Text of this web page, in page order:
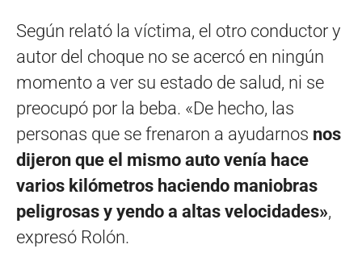
Según relató la víctima, el otro conductor y
autor del choque no se acercó en ningún
momento a ver su estado de salud, ni se
preocupó por la beba. «De hecho, las
personas que se frenaron a ayudarnos nos
dijeron que el mismo auto venía hace
varios kilómetros haciendo maniobras
peligrosas y yendo a altas velocidades»,
expresó Rolón.